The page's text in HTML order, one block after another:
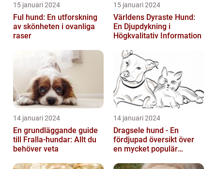
15 januari 2024
Ful hund: En utforskning
av skönheten i ovanliga
raser
15 januari 2024
Världens Dyraste Hund:
En Djupdykning i
Högkvalitativ Information
14 januari 2024
En grundläggande guide
till Fralla-hundar: Allt du
behöver veta
14 januari 2024
Dragsele hund - En
fördjupad översikt över
en mycket populär